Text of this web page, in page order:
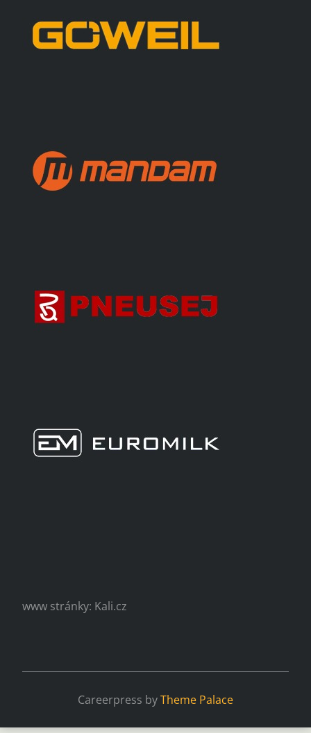
www stránky: Kali.cz
Careerpress byTheme Palace